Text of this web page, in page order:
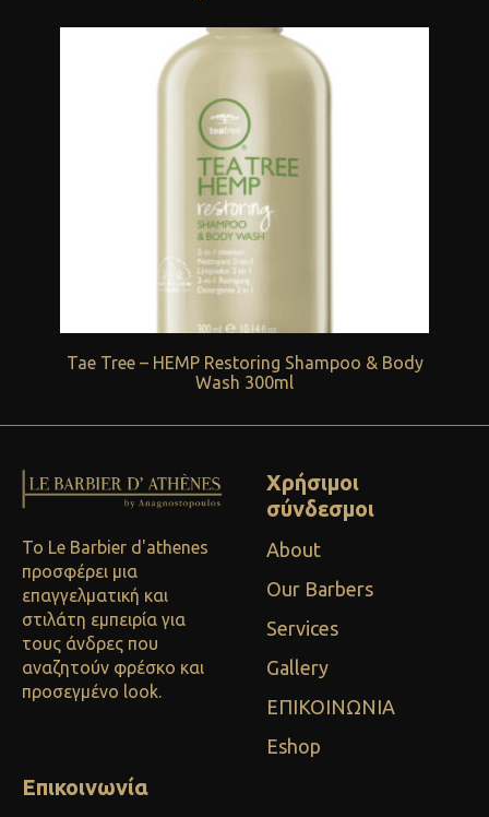
Tae Tree – HEMP Restoring Shampoo & Body
Wash 300ml
Το Le Barbier d'athenes
προσφέρει μια
επαγγελματική και
στιλάτη εμπειρία για
τους άνδρες που
αναζητούν φρέσκο και
προσεγμένο look.
Χρήσιμοι
σύνδεσμοι
About
Our Barbers
Services
Gallery
ΕΠΙΚΟΙΝΩΝΙΑ
Eshop
Επικοινωνία